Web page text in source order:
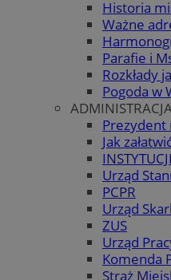
Historia
Ważne
Parafie i
Rozkłady
Pogoda w
Prezydent
Jak
Urząd
PCPR
Urząd
ZUS
Urząd
Komenda
Straż